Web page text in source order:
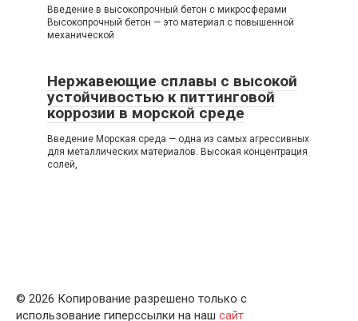
Введение в высокопрочный бетон с микросферами
Высокопрочный бетон — это материал с повышенной
механической
Нержавеющие сплавы с высокой
устойчивостью к питтинговой
коррозии в морской среде
Введение Морская среда — одна из самых агрессивных
для металлических материалов. Высокая концентрация
солей,
© 2026 Копирование разрешено только с
использование гиперссылки на наш сайт